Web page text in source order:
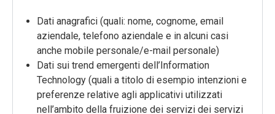
Dati anagrafici (quali: nome, cognome, email
aziendale, telefono aziendale e in alcuni casi
anche mobile personale/e-mail personale)
Dati sui trend emergenti dell’Information
Technology (quali a titolo di esempio intenzioni e
preferenze relative agli applicativi utilizzati
nell’ambito della fruizione dei servizi dei servizi